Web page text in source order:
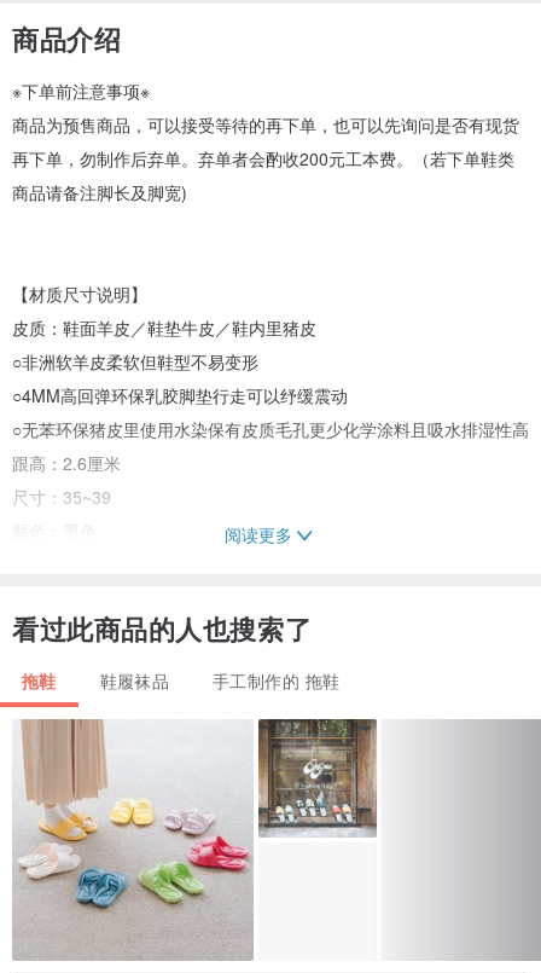
商品介绍
※下单前注意事项※
商品为预售商品，可以接受等待的再下单，也可以先询问是否有现货
再下单，勿制作后弃单。弃单者会酌收200元工本费。（若下单鞋类
商品请备注脚长及脚宽)
【材质尺寸说明】
皮质：鞋面羊皮／鞋垫牛皮／鞋内里猪皮
○非洲软羊皮柔软但鞋型不易变形
○4MM高回弹环保乳胶脚垫行走可以纾缓震动
○无苯环保猪皮里使用水染保有皮质毛孔更少化学涂料且吸水排湿性高
跟高：2.6厘米
尺寸：35~39
颜色：黑色
-------------------------------------------------------------------------------------
阅读更多
看过此商品的人也搜索了
拖鞋 鞋履袜品 手工制作的 拖鞋